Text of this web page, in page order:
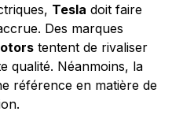
Tesla doit faire
Des marques
tentent de rivaliser
qualité. Néanmoins, la
référence en matière de